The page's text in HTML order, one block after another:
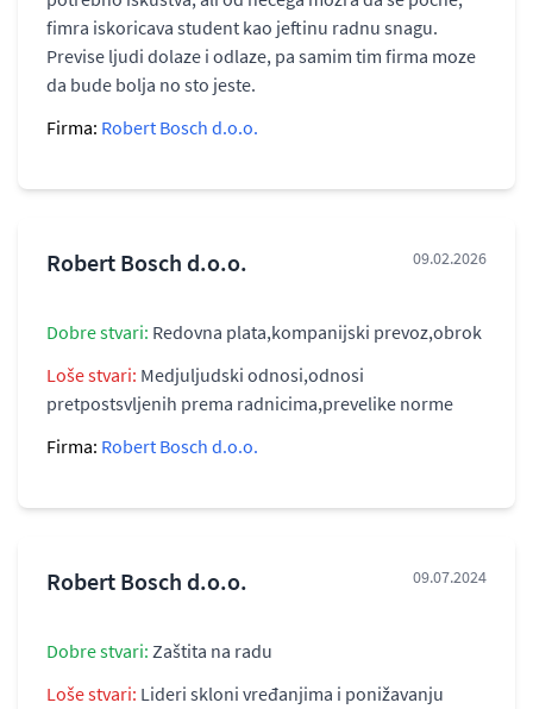
fimra iskoricava student kao jeftinu radnu snagu.
Previse ljudi dolaze i odlaze, pa samim tim firma moze
da bude bolja no sto jeste.
Firma: Robert Bosch d.o.o.
Robert Bosch d.o.o. 09.02.2026
Dobre stvari: Redovna plata,kompanijski prevoz,obrok
Loše stvari: Medjuljudski odnosi,odnosi
pretpostsvljenih prema radnicima,prevelike norme
Firma: Robert Bosch d.o.o.
Robert Bosch d.o.o. 09.07.2024
Dobre stvari: Zaštita na radu
Loše stvari: Lideri skloni vređanjima i ponižavanju